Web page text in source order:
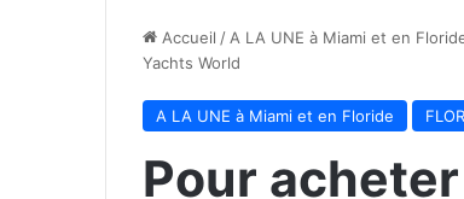
Accueil / A LA UNE à Miami et en
Yachts World
A LA UNE à Miami et en Floride
Pour